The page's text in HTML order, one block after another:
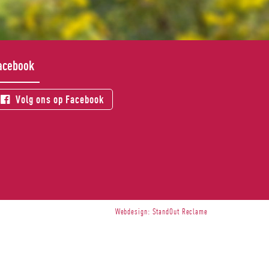
Volg ons op Facebook
Webdesign: StandOut Reclame